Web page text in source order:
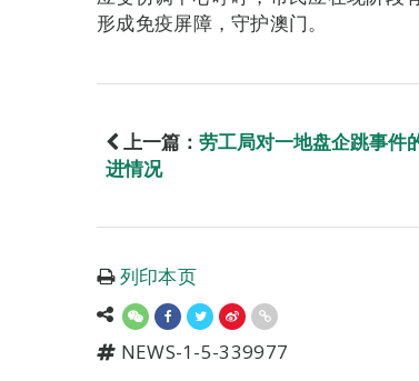
形成免疫屏障，守护澳门。
上一篇： 劳工局对一地盘企跳事件
进情况
列印本页
NEWS-1-5-339977